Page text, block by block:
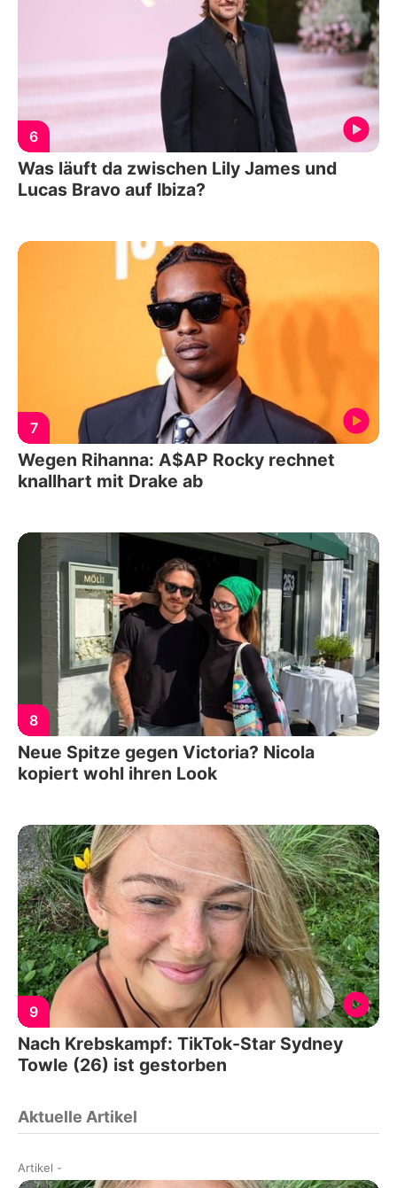
6
Was läuft da zwischen Lily James und
Lucas Bravo auf Ibiza?
7
Wegen Rihanna: A$AP Rocky rechnet
knallhart mit Drake ab
8
Neue Spitze gegen Victoria? Nicola
kopiert wohl ihren Look
9
Nach Krebskampf: TikTok-Star Sydney
Towle (26) ist gestorben
Aktuelle Artikel
Artikel -